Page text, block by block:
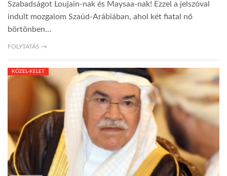
Szabadságot Loujain-nak és Maysaa-nak! Ezzel a jelszóval
indult mozgalom Szaúd-Arábiában, ahol két fiatal nő
börtönben…
FOLYTATÁS →
KÖZEL-KELET